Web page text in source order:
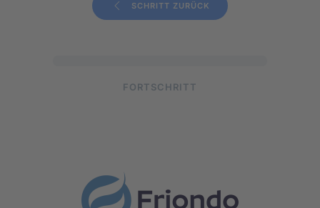
SCHRITT ZURÜCK
FORTSCHRITT